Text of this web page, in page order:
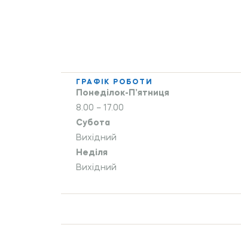
ГРАФІК РОБОТИ
Понеділок-П’ятниця
8.00 – 17.00
Субота
Вихідний
Неділя
Вихідний